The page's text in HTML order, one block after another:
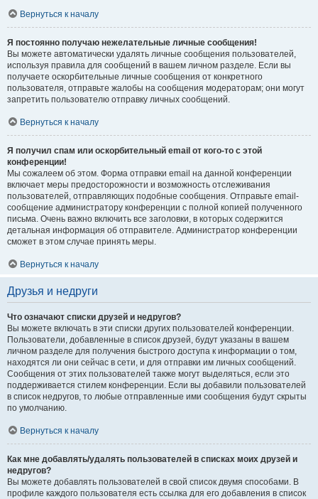
Вернуться к началу
Я постоянно получаю нежелательные личные сообщения!
Вы можете автоматически удалять личные сообщения пользователей,
используя правила для сообщений в вашем личном разделе. Если вы
получаете оскорбительные личные сообщения от конкретного
пользователя, отправьте жалобы на сообщения модераторам; они могут
запретить пользователю отправку личных сообщений.
Вернуться к началу
Я получил спам или оскорбительный email от кого-то с этой
конференции!
Мы сожалеем об этом. Форма отправки email на данной конференции
включает меры предосторожности и возможность отслеживания
пользователей, отправляющих подобные сообщения. Отправьте email-
сообщение администратору конференции с полной копией полученного
письма. Очень важно включить все заголовки, в которых содержится
детальная информация об отправителе. Администратор конференции
сможет в этом случае принять меры.
Вернуться к началу
Друзья и недруги
Что означают списки друзей и недругов?
Вы можете включать в эти списки других пользователей конференции.
Пользователи, добавленные в список друзей, будут указаны в вашем
личном разделе для получения быстрого доступа к информации о том,
находятся ли они сейчас в сети, и для отправки им личных сообщений.
Сообщения от этих пользователей также могут выделяться, если это
поддерживается стилем конференции. Если вы добавили пользователей
в список недругов, то любые отправленные ими сообщения будут скрыты
по умолчанию.
Вернуться к началу
Как мне добавлять/удалять пользователей в списках моих друзей и
недругов?
Вы можете добавлять пользователей в свой список двумя способами. В
профиле каждого пользователя есть ссылка для его добавления в список